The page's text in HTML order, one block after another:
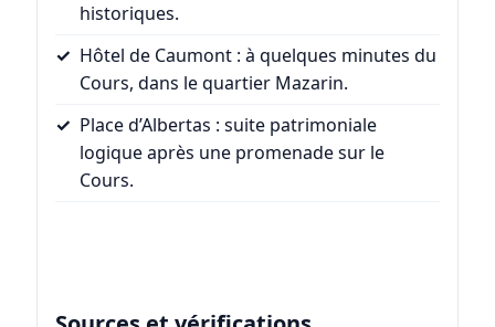
historiques.
Hôtel de Caumont: à quelques minutes du
Cours, dans le quartier Mazarin.
Place d’Albertas : suite patrimoniale
logique après une promenade sur le
Cours.